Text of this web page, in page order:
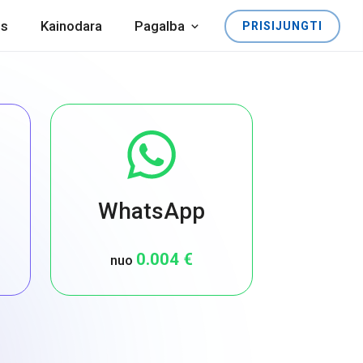
Kainodara Pagalba PRISIJUNGTI
WhatsApp
nuo 0.004 €